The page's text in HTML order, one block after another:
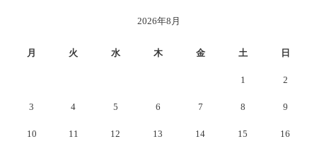
2026年8月
月 火 水 木 金 土 日
1 2
3 4 5 6 7 8 9
10 11 12 13 14 15 16